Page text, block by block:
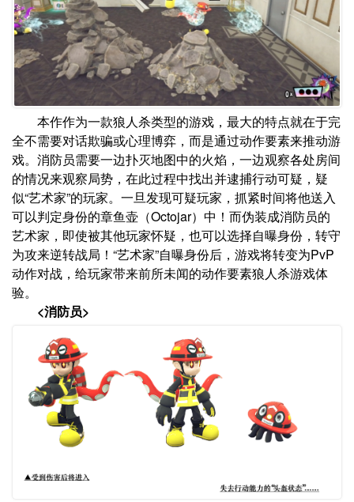
本作作为一款狼人杀类型的游戏，最大的特点就在于完
全不需要对话欺骗或心理博弈，而是通过动作要素来推动游
戏。消防员需要一边扑灭地图中的火焰，一边观察各处房间
的情况来观察局势，在此过程中找出并逮捕行动可疑，疑
似“艺术家”的玩家。一旦发现可疑玩家，抓紧时间将他送入
可以判定身份的章鱼壶（Octojar）中！而伪装成消防员的
艺术家，即使被其他玩家怀疑，也可以选择自曝身份，转守
为攻来逆转战局！“艺术家”自曝身份后，游戏将转变为PvP
动作对战，给玩家带来前所未闻的动作要素狼人杀游戏体
验。
<消防员>